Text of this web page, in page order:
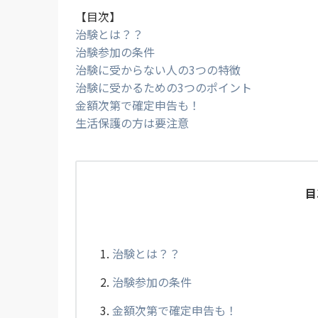
【目次】
治験とは？？
治験参加の条件
治験に受からない人の3つの特徴
治験に受かるための3つのポイント
金額次第で確定申告も！
生活保護の方は要注意
治験とは？？
治験参加の条件
金額次第で確定申告も！